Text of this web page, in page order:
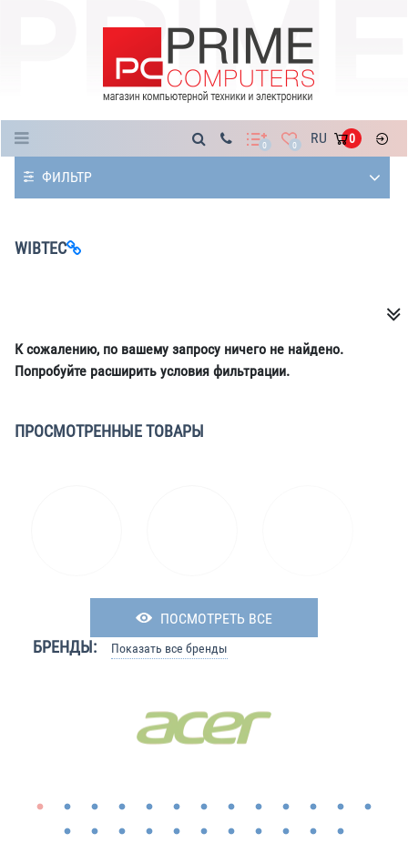
0 0 RU 0
ФИЛЬТР
WIBTEC
К сожалению, по вашему запросу ничего не найдено.
Попробуйте расширить условия фильтрации.
ПРОСМОТРЕННЫЕ ТОВАРЫ
ПОСМОТРЕТЬ ВСЕ
БРЕНДЫ: Показать все бренды